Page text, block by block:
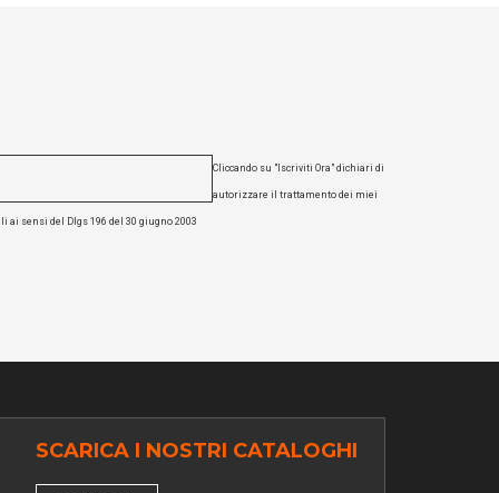
Cliccando su "Iscriviti Ora" dichiari di
autorizzare il trattamento dei miei
ai sensi del Dlgs 196 del 30 giugno 2003
SCARICA I NOSTRI CATALOGHI